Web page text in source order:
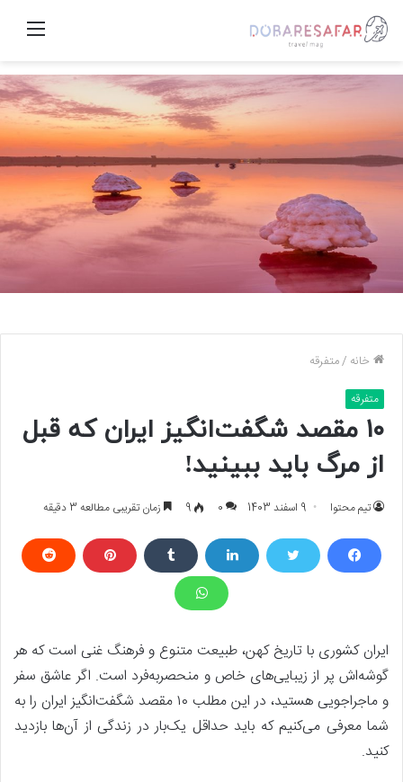
منو
خانه /متفرقه
متفرقه
۱۰ مقصد شگفت‌انگیز ایران که قبل
از مرگ باید ببینید!
تیم محتوا 9 اسفند 1403 0
9 زمان تقریبی مطالعه 3 دقیقه
ایران کشوری با تاریخ کهن، طبیعت متنوع و فرهنگ غنی است که هر
گوشه‌اش پر از زیبایی‌های خاص و منحصر‌به‌فرد است. اگر عاشق سفر
و ماجراجویی هستید، در این مطلب ۱۰ مقصد شگفت‌انگیز ایران را به
شما معرفی می‌کنیم که باید حداقل یک‌بار در زندگی از آن‌ها بازدید
کنید.